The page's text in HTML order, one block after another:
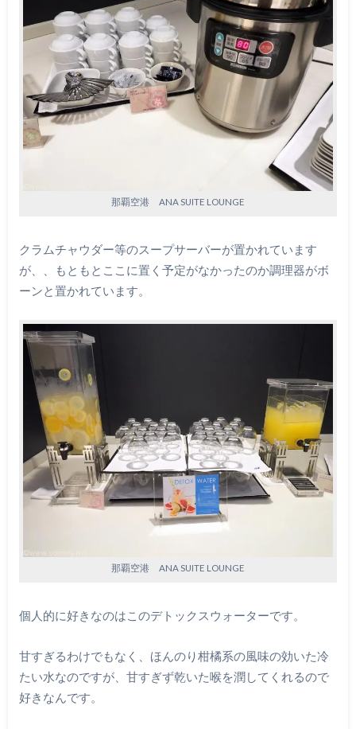
那覇空港 ANA SUITE LOUNGE
クラムチャウダー等のスープサーバーが置かれています
が、、もともとここに置く予定がなかったのか調理器がボ
ーンと置かれています。
那覇空港 ANA SUITE LOUNGE
個人的に好きなのはこのデトックスウォーターです。
甘すぎるわけでもなく、ほんのり柑橘系の風味の効いた冷
たい水なのですが、甘すぎず乾いた喉を潤してくれるので
好きなんです。